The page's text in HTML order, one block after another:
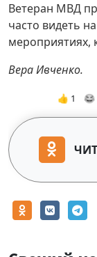
Ветеран МВД
часто видеть
мероприятиях,
Вера Ивченко.
👍 1 😂